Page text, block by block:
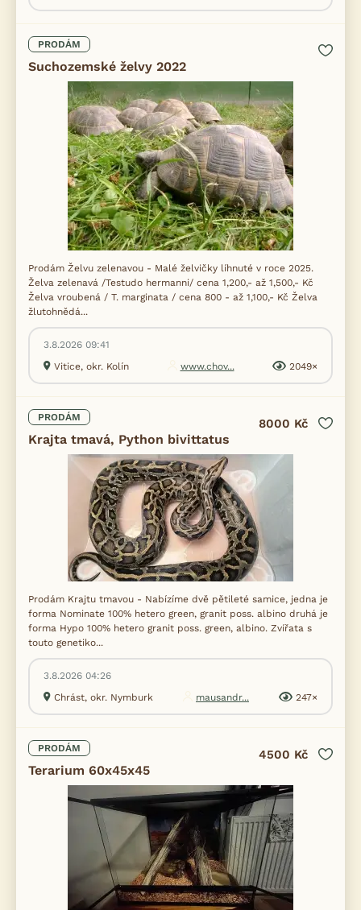
PRODÁM
Suchozemské želvy 2022
Prodám Želvu zelenavou - Malé želvičky líhnuté v roce 2025.
Želva zelenavá /Testudo hermanni/ cena 1,200,- až 1,500,- Kč
Želva vroubená / T. marginata / cena 800 - až 1,100,- Kč Želva
žlutohnědá...
3.8.2026 09:41
Vitice, okr. Kolín
www.chov... 2049×
PRODÁM
Krajta tmavá, Python bivittatus
8000 Kč
Prodám Krajtu tmavou - Nabízíme dvě pětileté samice, jedna je
forma Nominate 100% hetero green, granit poss. albino druhá je
forma Hypo 100% hetero granit poss. green, albino. Zvířata s
touto genetiko...
3.8.2026 04:26
Chrást, okr. Nymburk
mausandr... 247×
PRODÁM
Terarium 60x45x45
4500 Kč